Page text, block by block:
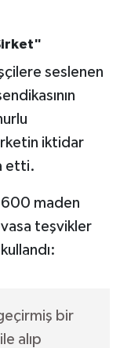
seslenen
iktidar
etti.
600 maden
teşvikler
bir
alıp